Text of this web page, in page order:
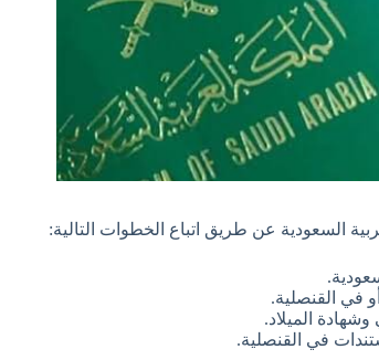
السعودية عن طريق اتباع الخطوات التالية:
في القنصلية.
الميلاد.
في القنصلية.